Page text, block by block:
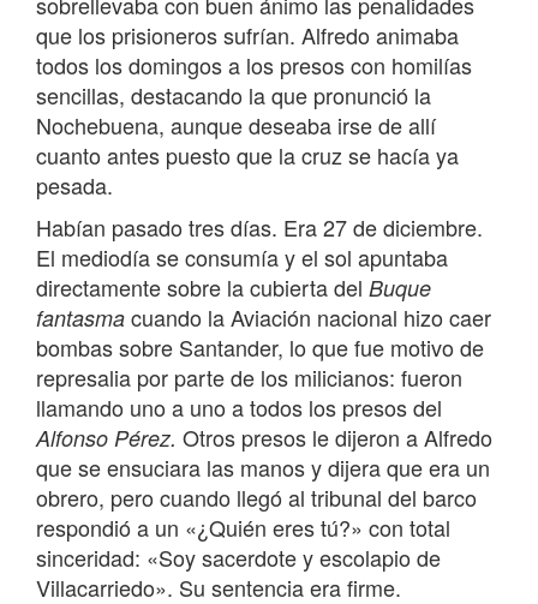
que los prisioneros sufrían. Alfredo animaba
todos los domingos a los presos con homilías
sencillas, destacando la que pronunció la
Nochebuena, aunque deseaba irse de allí
cuanto antes puesto que la cruz se hacía ya
pesada.
Habían pasado tres días. Era 27 de diciembre.
El mediodía se consumía y el sol apuntaba
directamente sobre la cubierta del Buque
fantasma cuando la Aviación nacional hizo caer
bombas sobre Santander, lo que fue motivo de
represalia por parte de los milicianos: fueron
llamando uno a uno a todos los presos del
Alfonso Pérez. Otros presos le dijeron a Alfredo
que se ensuciara las manos y dijera que era un
obrero, pero cuando llegó al tribunal del barco
respondió a un «¿Quién eres tú?» con total
sinceridad: «Soy sacerdote y escolapio de
Villacarriedo». Su sentencia era firme.